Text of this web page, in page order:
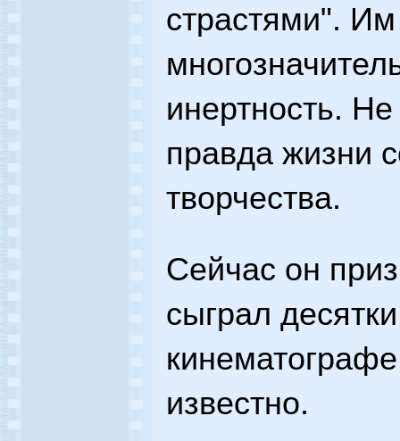
страстями".
инертность.
правда жизни
творчества.
Сейчас он
сыграл
известно.